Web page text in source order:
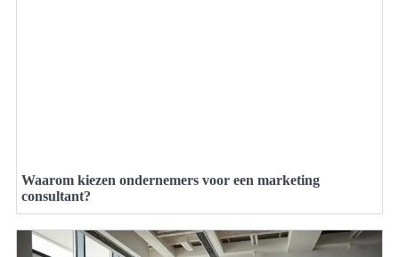
Waarom kiezen ondernemers voor een marketing
consultant?